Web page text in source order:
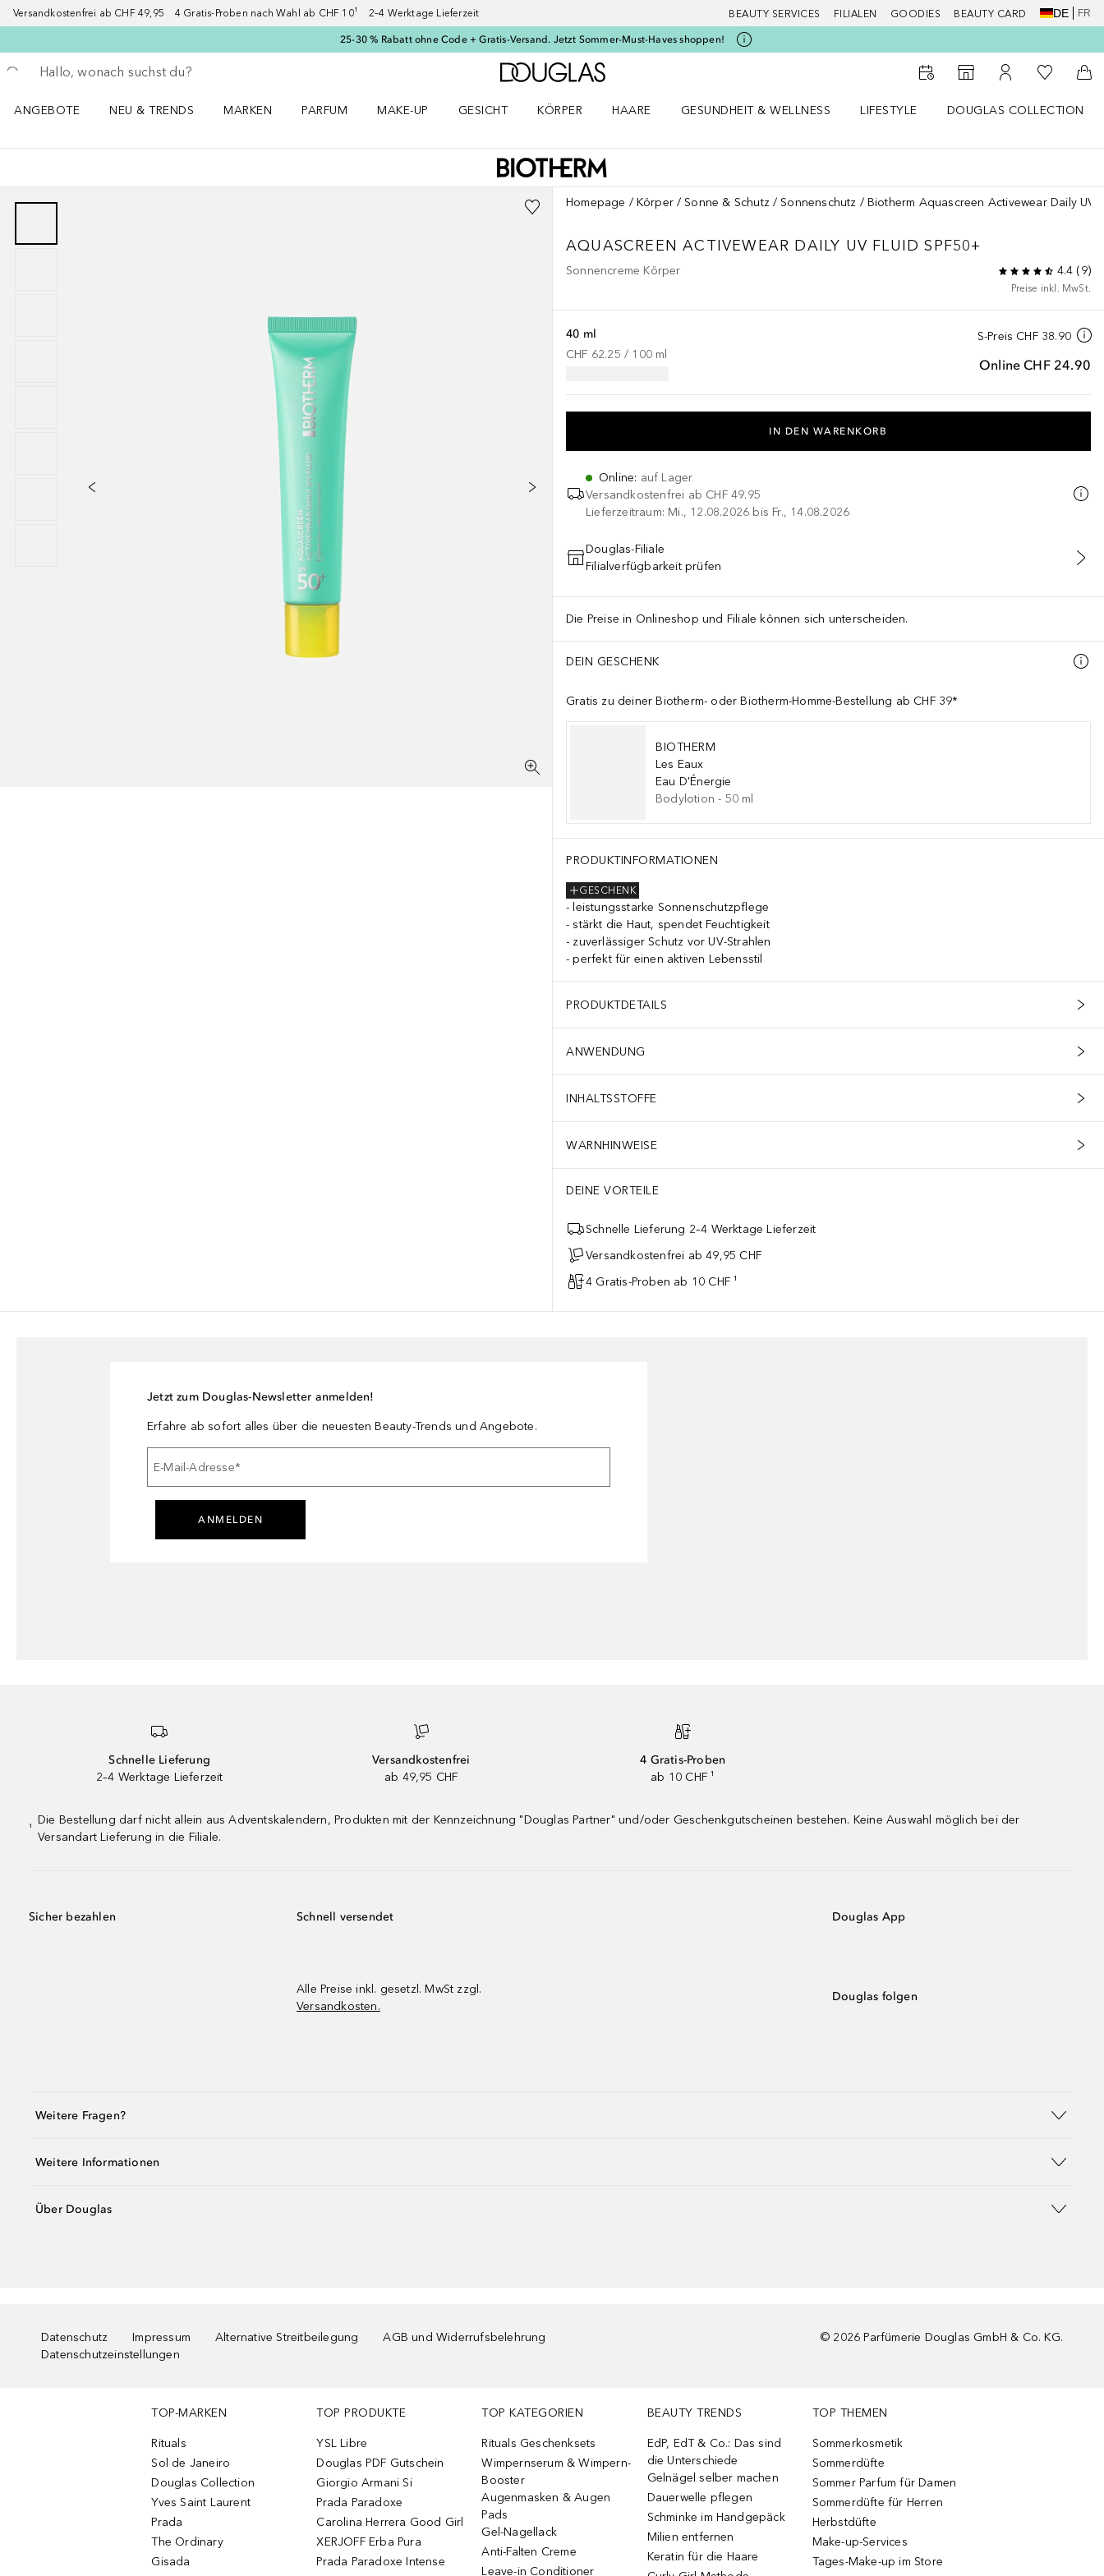
Versandkostenfrei ab CHF 49,95 4 Gratis-Proben nach Wahl ab CHF 10¹ 2–4 Werktage Lieferzeit BEAUTY SERVICES FILIALEN GOODIES BEAUTY CARD DE FR
25-30 % Rabatt ohne Code + Gratis-Versand. Jetzt Sommer-Must-Haves shoppen!
Gehe zurück
Suche ausführen
Zur Douglas Startseite
Zum Storefinder
Zu Meinem
Zu Meiner
ANGEBOTE
NEU & TRENDS
MARKEN
PARFUM
MAKE-UP
GESICHT
KÖRPER
HAARE
GESUNDHEIT & WELLNESS
LIFESTYLE
DOUGLAS COLLECTION
Homepage Körper Sonne & Schutz Sonnenschutz Biotherm Aquascreen Activewear Daily UV
AQUASCREEN ACTIVEWEAR DAILY UV FLUID SPF50+
Sonnencreme Körper 4.4 (9)
Preise inkl. MwSt.
S-Preis CHF 38.90
Online CHF 24.90
40 ml
CHF 62.25 / 100 ml
IN DEN WARENKORB
Online: auf Lager
Versandkostenfrei ab CHF 49.95
Lieferzeitraum: Mi., 12.08.2026 bis Fr., 14.08.2026
Douglas-Filiale
Filialverfügbarkeit prüfen
Die Preise in Onlineshop und Filiale können sich unterscheiden.
DEIN GESCHENK
Gratis zu deiner Biotherm- oder Biotherm-Homme-Bestellung ab CHF 39*
BIOTHERM
Les Eaux
Eau D'Énergie
Bodylotion - 50 ml
PRODUKTINFORMATIONEN
GESCHENK
leistungsstarke Sonnenschutzpflege
stärkt die Haut, spendet Feuchtigkeit
zuverlässiger Schutz vor UV-Strahlen
perfekt für einen aktiven Lebensstil
PRODUKTDETAILS
ANWENDUNG
INHALTSSTOFFE
WARNHINWEISE
DEINE VORTEILE
Schnelle Lieferung 2–4 Werktage Lieferzeit
Versandkostenfrei ab 49,95 CHF
4 Gratis-Proben ab 10 CHF ¹
Jetzt zum Douglas-Newsletter anmelden!
Erfahre ab sofort alles über die neuesten Beauty-Trends und Angebote.
E-Mail-Adresse*
ANMELDEN
Schnelle Lieferung
2–4 Werktage Lieferzeit
Versandkostenfrei
ab 49,95 CHF
4 Gratis-Proben
ab 10 CHF ¹
¹
Die Bestellung darf nicht allein aus Adventskalendern, Produkten mit der Kennzeichnung "Douglas Partner" und/oder Geschenkgutscheinen bestehen. Keine Auswahl möglich bei der
Versandart Lieferung in die Filiale.
Sicher bezahlen Schnell versendet
Alle Preise inkl. gesetzl. MwSt zzgl.
Versandkosten.
Douglas App
Douglas folgen
Weitere Fragen?
Weitere Informationen
Über Douglas
Datenschutz Impressum Alternative Streitbeilegung
AGB und Widerrufsbelehrung
Datenschutzeinstellungen
© 2026 Parfümerie Douglas GmbH & Co. KG.
TOP-MARKEN
Rituals
Sol de Janeiro
Douglas Collection
Yves Saint Laurent
Prada
The Ordinary
Gisada
TOP PRODUKTE
YSL Libre
Douglas PDF Gutschein
Giorgio Armani Si
Prada Paradoxe
Carolina Herrera Good Girl
XERJOFF Erba Pura
Prada Paradoxe Intense
TOP KATEGORIEN
Rituals Geschenksets
Wimpernserum & Wimpern-
Booster
Augenmasken & Augen
Pads
Gel-Nagellack
Anti-Falten Creme
Leave-in Conditioner
BEAUTY TRENDS
EdP, EdT & Co.: Das sind
die Unterschiede
Gelnägel selber machen
Dauerwelle pflegen
Schminke im Handgepäck
Milien entfernen
Keratin für die Haare
TOP THEMEN
Sommerkosmetik
Sommerdüfte
Sommer Parfum für Damen
Sommerdüfte für Herren
Herbstdüfte
Make-up-Services
Tages-Make-up im Store